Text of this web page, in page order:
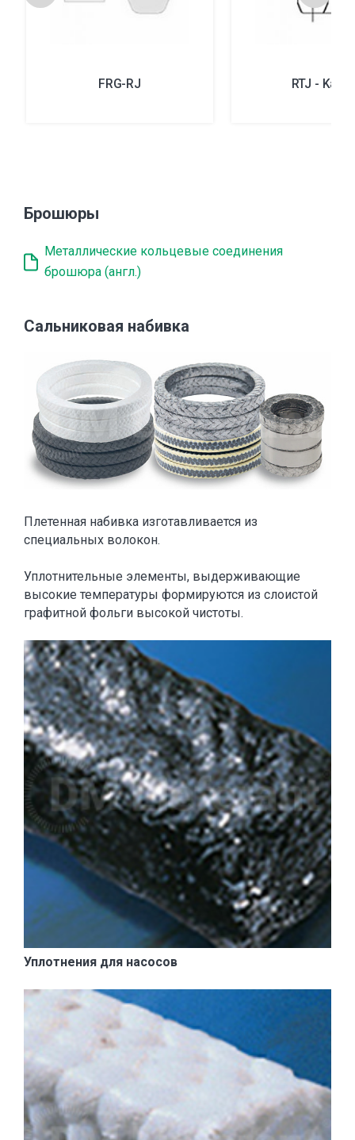
FRG-RJ RTJ -
Брошюры
Металлические кольцевые соединения
брошюра (англ.)
Сальниковая набивка
Плетенная набивка изготавливается из
специальных волокон.
Уплотнительные элементы, выдерживающие
высокие температуры формируются из слоистой
графитной фольги высокой чистоты.
Уплотнения для насосов